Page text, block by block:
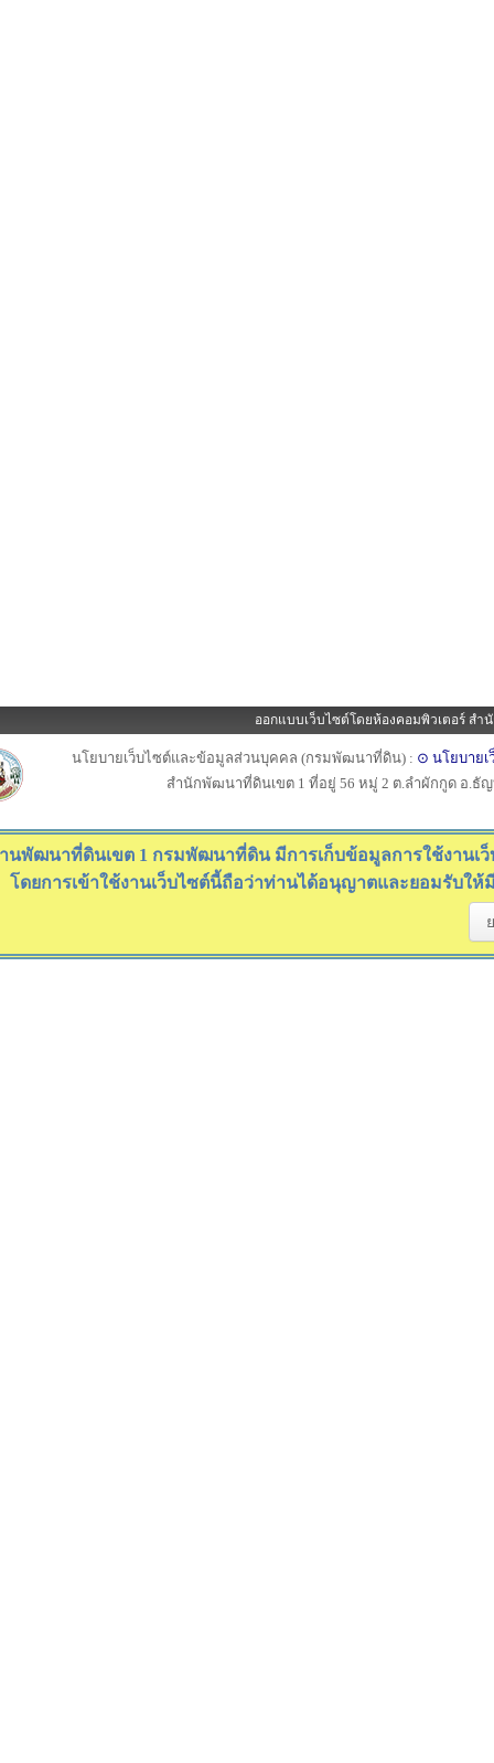
ออกแบบเว็บไซต์โดยห้องคอมพิวเตอร์ ส
นโยบายเว็บไซต์และข้อมูลส่วนบุคคล (กรมพัฒนาที่ดิน) : ⊙ นโยบายเ
สำนักพัฒนาที่ดินเขต 1 ที่อยู่ 56 หมู่ 2 ต.ลำผักกูด อ.ธั
นพัฒนาที่ดินเขต 1 กรมพัฒนาที่ดิน มีการเก็บข้อมูลการใช้งานเ
โดยการเข้าใช้งานเว็บไซต์นี้ถือว่าท่านได้อนุญาตและยอมรับ